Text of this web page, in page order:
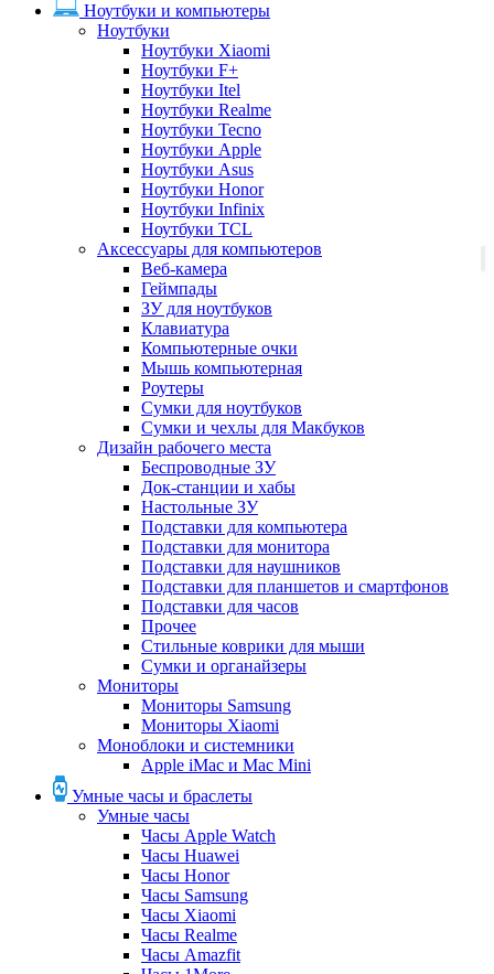
Ноутбуки и компьютеры
Ноутбуки
Ноутбуки Xiaomi
Ноутбуки F+
Ноутбуки Itel
Ноутбуки Realme
Ноутбуки Tecno
Ноутбуки Apple
Ноутбуки Asus
Ноутбуки Honor
Ноутбуки Infinix
Ноутбуки TCL
Аксессуары для компьютеров
Веб-камера
Геймпады
ЗУ для ноутбуков
Клавиатура
Компьютерные очки
Мышь компьютерная
Роутеры
Сумки для ноутбуков
Сумки и чехлы для Макбуков
Дизайн рабочего места
Беспроводные ЗУ
Док-станции и хабы
Настольные ЗУ
Подставки для компьютера
Подставки для монитора
Подставки для наушников
Подставки для планшетов и смартфонов
Подставки для часов
Прочее
Стильные коврики для мыши
Сумки и органайзеры
Мониторы
Мониторы Samsung
Мониторы Xiaomi
Моноблоки и системники
Apple iMac и Mac Mini
Умные часы и браслеты
Умные часы
Часы Apple Watch
Часы Huawei
Часы Honor
Часы Samsung
Часы Xiaomi
Часы Realme
Часы Amazfit